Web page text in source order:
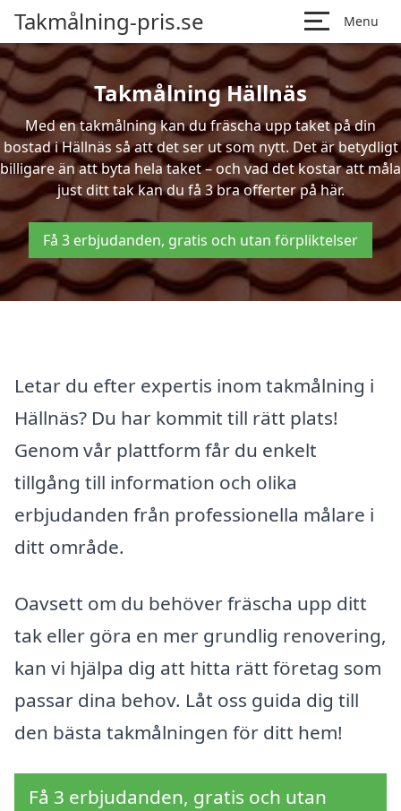
Takmålning-pris.se Menu
Takmålning Hällnäs
Med en takmålning kan du fräscha upp taket på din
bostad i Hällnäs så att det ser ut som nytt. Det är betydligt
billigare än att byta hela taket – och vad det kostar att måla
just ditt tak kan du få 3 bra offerter på här.
Få 3 erbjudanden, gratis och utan förpliktelser
Letar du efter expertis inom takmålning i
Hällnäs? Du har kommit till rätt plats!
Genom vår plattform får du enkelt
tillgång till information och olika
erbjudanden från professionella målare i
ditt område.
Oavsett om du behöver fräscha upp ditt
tak eller göra en mer grundlig renovering,
kan vi hjälpa dig att hitta rätt företag som
passar dina behov. Låt oss guida dig till
den bästa takmålningen för ditt hem!
Få 3 erbjudanden, gratis och utan